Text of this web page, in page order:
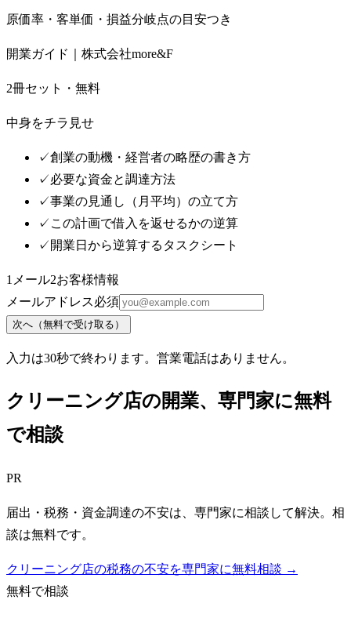
原価率・客単価・損益分岐点の目安つき
開業ガイド｜株式会社more&F
2冊セット・無料
中身をチラ見せ
✓創業の動機・経営者の略歴の書き方
✓必要な資金と調達方法
✓事業の見通し（月平均）の立て方
✓ この計画で借入を返せるかの逆算
✓ 開業日から逆算するタスクシート
1 メール2お客様情報
メールアドレス必須
次へ（無料で受け取る）
入力は30秒で終わります。営業電話はありません。
クリーニング店の開業、専門家に無料
で相談
PR
届出・税務・資金調達の不安は、専門家に相談して解決。相
談は無料です。
クリーニング店の税務の不安を専門家に無料相談 →
無料で相談